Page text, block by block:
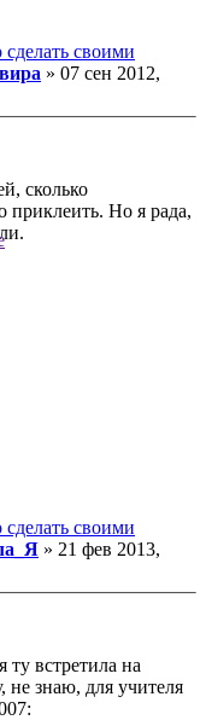
своими
» 07 сен 2012,
сколько
приклеить. Но я рада,
своими
» 21 фев 2013,
встретила на
не знаю, для учителя